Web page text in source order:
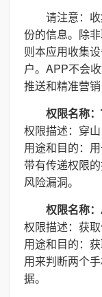
请注意：
份的信息。除
则本应用收集
户。APP不会
推送和精准营销
权限名称
权限描述：穿
用途和目的：
带有传递权限
风险漏洞。
权限名称
权限描述：获
用途和目的：
用来判断两个
据。